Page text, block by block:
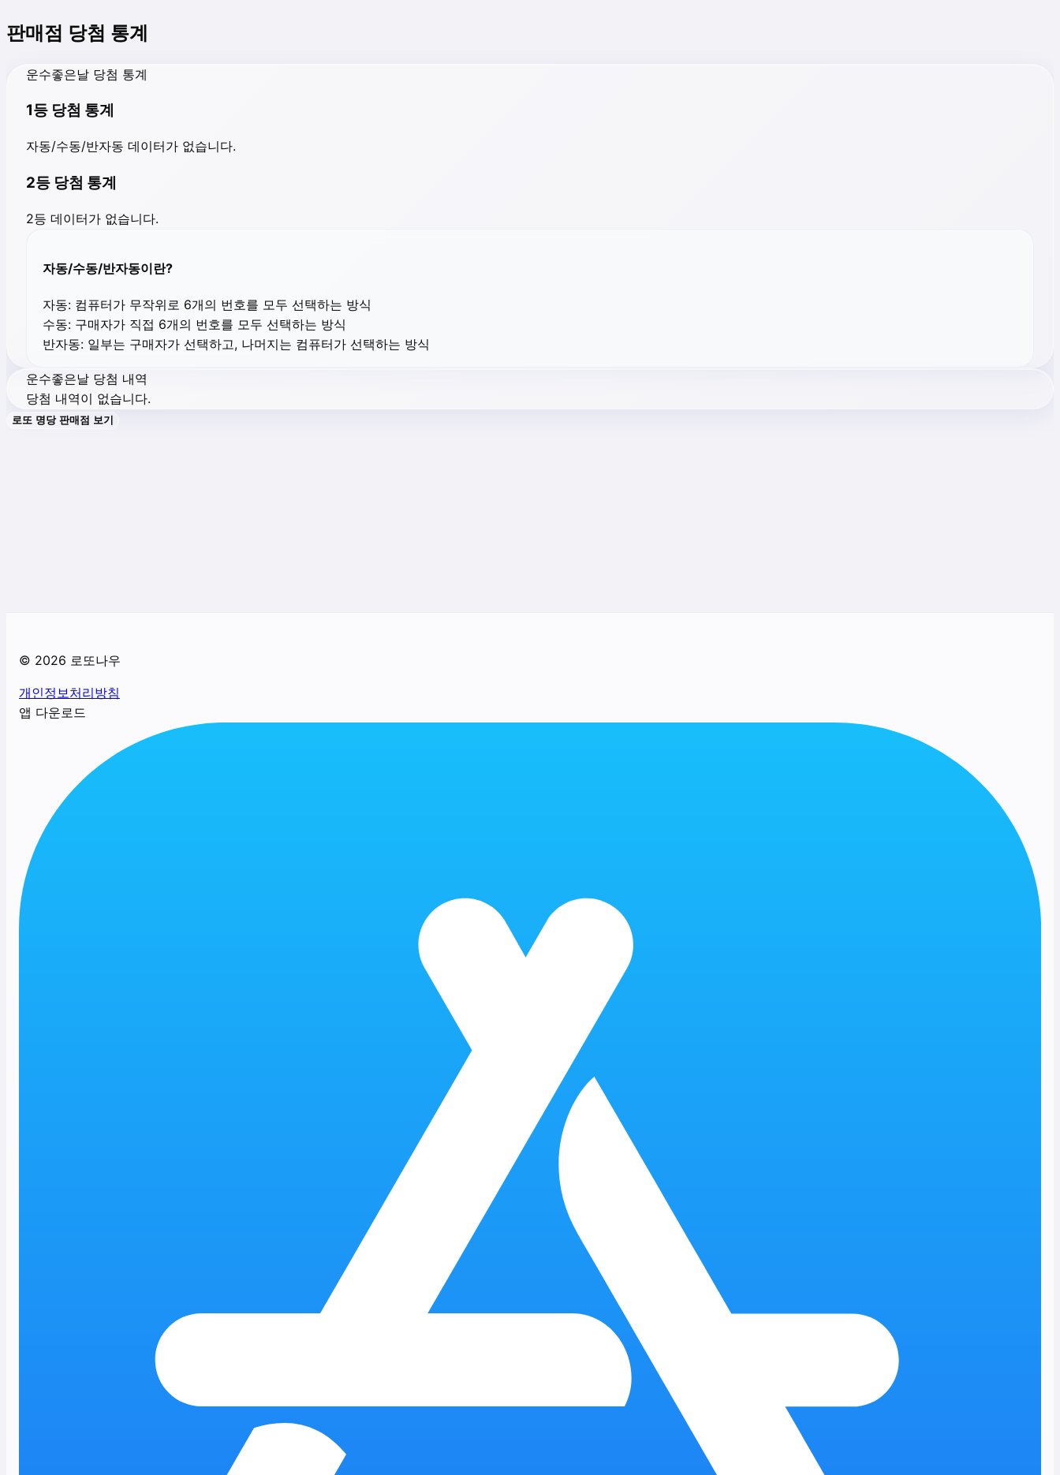
판매점 당첨 통계
운수좋은날 당첨 통계
1등 당첨 통계
자동/수동/반자동 데이터가 없습니다.
2등 당첨 통계
2등 데이터가 없습니다.
자동/수동/반자동이란?
자동: 컴퓨터가 무작위로 6개의 번호를 모두 선택하는 방식
수동: 구매자가 직접 6개의 번호를 모두 선택하는 방식
반자동: 일부는 구매자가 선택하고, 나머지는 컴퓨터가 선택하는 방식
운수좋은날 당첨 내역
당첨 내역이 없습니다.
로또 명당 판매점 보기
© 2026 로또나우
개인정보처리방침
앱 다운로드